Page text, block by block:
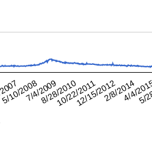
5/10/20087/4/2009
8/28/2010
10/22/2011
12/15/20122/8/2014
4/4/5/